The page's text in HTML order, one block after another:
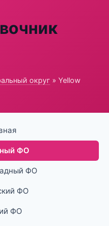
округ » Yellow
ФО
ФО
ФО
ФО